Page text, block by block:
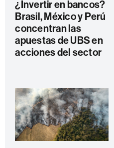
¿Invertir en bancos?
Brasil, México y Perú
concentran las
apuestas de UBS en
acciones del sector